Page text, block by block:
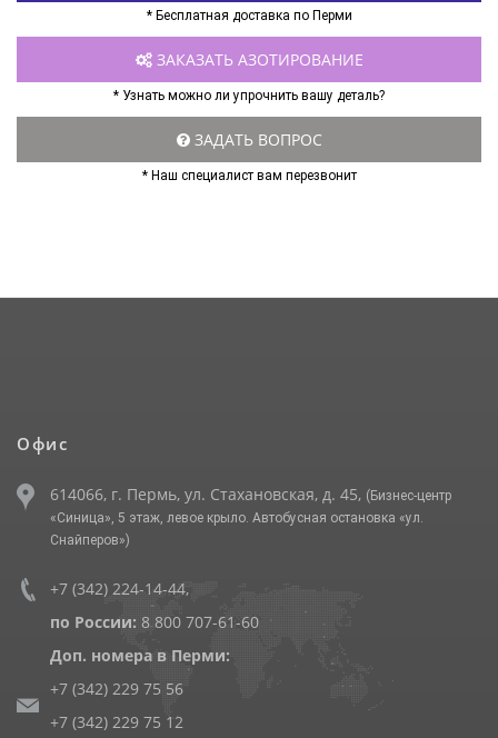
* Бесплатная доставка по Перми
ЗАКАЗАТЬ АЗОТИРОВАНИЕ
* Узнать можно ли упрочнить вашу деталь?
ЗАДАТЬ ВОПРОС
* Наш специалист вам перезвонит
Офис
614066, г. Пермь, ул. Стахановская, д. 45, (Бизнес-центр
«Синица», 5 этаж, левое крыло. Автобусная остановка «ул.
Снайперов»)
+7 (342) 224-14-44,
по России: 8 800 707-61-60
Доп. номера в Перми:
+7 (342) 229 75 56
+7 (342) 229 75 12